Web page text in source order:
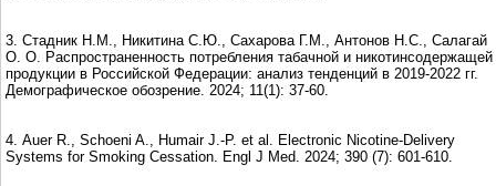
3. Стадник Н.М., Никитина С.Ю., Сахарова Г.М., Антонов Н.С., Салагай
О. О. Распространенность потребления табачной и никотинсодержащей
продукции в Российской Федерации: анализ тенденций в 2019-2022 гг.
Демографическое обозрение. 2024; 11(1): 37-60.
4. Auer R., Schoeni A., Humair J.-P. et al. Electronic Nicotine-Delivery
Systems for Smoking Cessation. Engl J Med. 2024; 390 (7): 601-610.